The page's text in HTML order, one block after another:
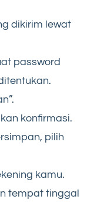
dikirim lewat
password
konfirmasi.
pilih
kamu.
tempat tinggal